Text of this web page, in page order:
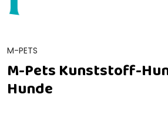
M-PETS
M-Pets Kunststoff-
Hunde